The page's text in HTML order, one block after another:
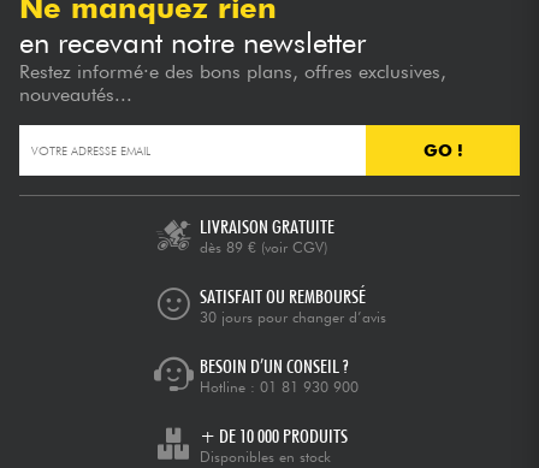
Ne manquez rien
en recevant notre newsletter
Restez informé·e des bons plans, offres exclusives,
nouveautés...
GO !
LIVRAISON GRATUITE
dès 89 € (voir CGV)
SATISFAIT OU REMBOURSÉ
30 jours pour changer d’avis
BESOIN D’UN CONSEIL ?
Hotline : 01 81 930 900
+ DE 10 000 PRODUITS
Disponibles en stock